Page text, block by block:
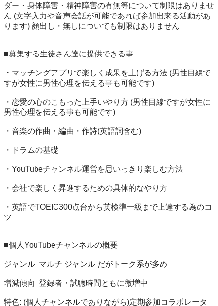
ダー・身体障害・精神障害の有無等について制限はありませ
ん (文字入力や音声会話が可能であれば参加出来る活動があ
ります) 顔出し・無しについても制限はありません
■募集する生徒さん達に提供できる事
・マッチングアプリで楽しく成果を上げる方法 (男性目線で
すが女性に男性心理を伝える事も可能です)
・恋愛の心のこもった上手いやり方 (男性目線ですが女性に
男性心理を伝える事も可能です)
・音楽の作曲・編曲・作詩(英語詞含む)
・ドラムの基礎
・YouTubeチャンネル運営を思いっきり楽しむ方法
・会社で楽しく昇進するための具体的なやり方
・英語でTOEIC300点台から英検準一級まで上達する為のコ
ツ
■個人YouTubeチャンネルの概要
ジャンル: マルチ ジャンル だがトーク系が多め
増減傾向: 登録者・試聴時間ともに微増中
特色: (個人チャンネルでありながら)定期参加コラボレータ